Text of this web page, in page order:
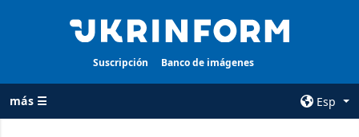
Suscripción Banco de imágenes
más ☰
Esp